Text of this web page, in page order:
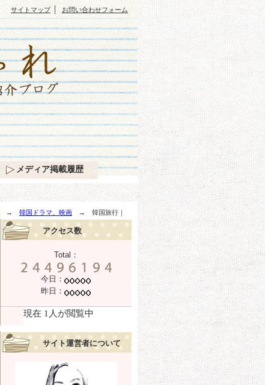
→ 韓国ドラマ、映画 → 韓国旅行｜
アクセス数
Total：
今日：
昨日：
サイト運営者について
サイトマップ｜ お問い合わせフォーム
メディア掲載履歴